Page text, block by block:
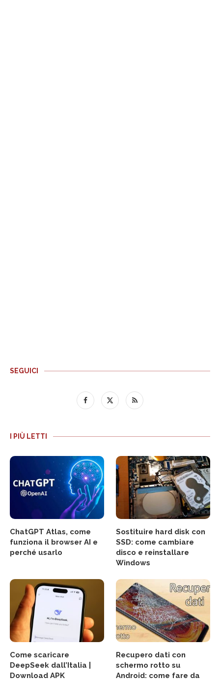
SEGUICI
I PIÙ LETTI
ChatGPT Atlas, come
funziona il browser AI e
perché usarlo
Sostituire hard disk con
SSD: come cambiare
disco e reinstallare
Windows
Come scaricare
DeepSeek dall’Italia |
Download APK
Recupero dati con
schermo rotto su
Android: come fare da